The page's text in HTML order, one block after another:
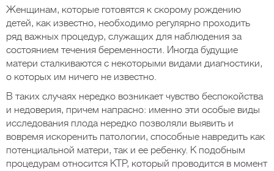
Женщинам, которые готовятся к скорому рождению
детей, как известно, необходимо регулярно проходить
ряд важных процедур, служащих для наблюдения за
состоянием течения беременности. Иногда будущие
матери сталкиваются с некоторыми видами диагностики,
о которых им ничего не известно.
В таких случаях нередко возникает чувство беспокойства
и недоверия, причем напрасно: именно эти особые виды
исследования плода нередко позволяли выявить и
вовремя искоренить патологии, способные навредить как
потенциальной матери, так и ее ребенку. К подобным
процедурам относится КТР, который проводится в момент